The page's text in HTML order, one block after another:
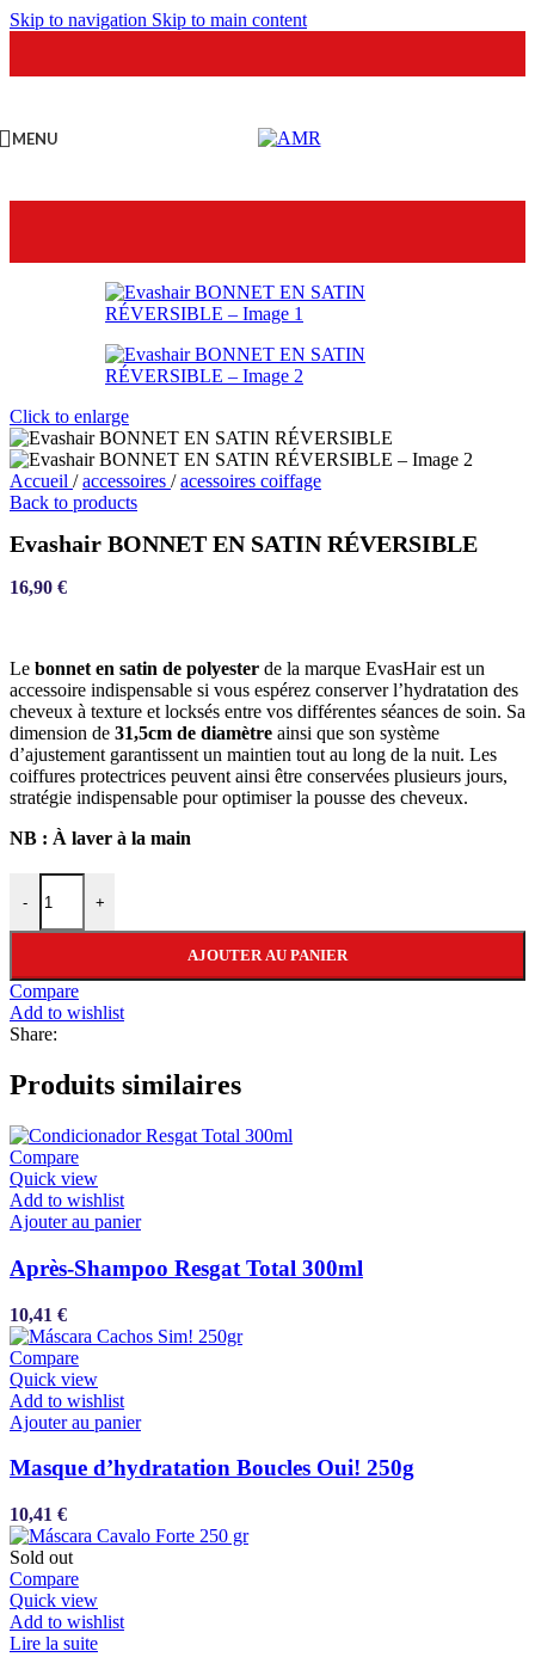
Skip to navigation Skip to main content
MENU
Click to enlarge
Accueil / accessoires / acessoires coiffage
Back to products
Evashair BONNET EN SATIN RÉVERSIBLE
16,90 €
Le bonnet en satin de polyester de la marque EvasHair est un
accessoire indispensable si vous espérez conserver l’hydratation des
cheveux à texture et locksés entre vos différentes séances de soin. Sa
dimension de 31,5cm de diamètre ainsi que son système
d’ajustement garantissent un maintien tout au long de la nuit. Les
coiffures protectrices peuvent ainsi être conservées plusieurs jours,
stratégie indispensable pour optimiser la pousse des cheveux.
NB : À laver à la main
-
quantité de Evashair BONNET EN SATIN RÉVERSIBLE
+
AJOUTER AU PANIER
Compare
Add to wishlist
Share:
Produits similaires
Compare
Quick view
Add to wishlist
Ajouter au panier
Après-Shampoo Resgat Total 300ml
10,41 €
Compare
Quick view
Add to wishlist
Ajouter au panier
Masque d’hydratation Boucles Oui! 250g
10,41 €
Sold out
Compare
Quick view
Add to wishlist
Lire la suite